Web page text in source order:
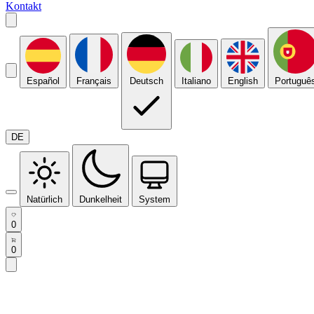
Kontakt
Español Français Deutsch Italiano English
DE
Natürlich Dunkelheit System
0
0